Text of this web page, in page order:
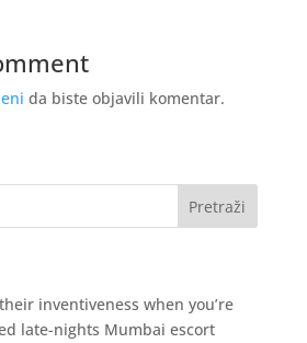
da biste objavili komentar.
inventiveness when you’re
late-nights Mumbai escort